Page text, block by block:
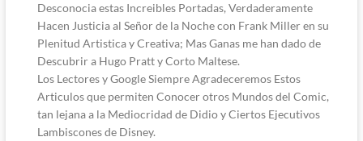
Desconocia estas Increibles Portadas, Verdaderamente
Hacen Justicia al Señor de la Noche con Frank Miller en su
Plenitud Artistica y Creativa; Mas Ganas me han dado de
Descubrir a Hugo Pratt y Corto Maltese.
Los Lectores y Google Siempre Agradeceremos Estos
Articulos que permiten Conocer otros Mundos del Comic,
tan lejana a la Mediocridad de Didio y Ciertos Ejecutivos
Lambiscones de Disney.